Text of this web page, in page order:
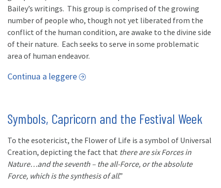
Bailey’s writings. This group is comprised of the growing
number of people who, though not yet liberated from the
conflict of the human condition, are awake to the divine side
of their nature. Each seeks to serve in some problematic
area of human endeavor.
Continua a leggere
Symbols, Capricorn and the Festival Week
To the esotericist, the Flower of Life is a symbol of Universal
Creation, depicting the fact that there are six Forces in
Nature…and the seventh – the all-Force, or the absolute
Force, which is the synthesis of all.”